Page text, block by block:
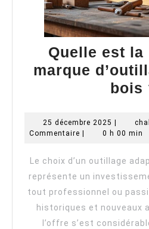
Quelle est la
marque
bois
25 décembre 2025 25
décembre
Commentaire
0 h 00 min
Le choix d’un outillage
représente un
tout professionnel ou
historiques et nouveaux
l’offre s’est